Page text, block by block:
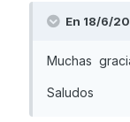
En 18/6/
Muchas
Saludos